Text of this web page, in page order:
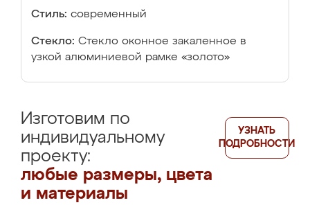
Стиль: современный
Стекло: Стекло оконное закаленное в
узкой алюминиевой рамке «золото»
Изготовим по
индивидуальному
проекту:
любые размеры, цвета
и материалы
УЗНАТЬ
ПОДРОБНОСТИ